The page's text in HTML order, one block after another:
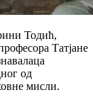
Тодић,
Татјане
од
мисли.